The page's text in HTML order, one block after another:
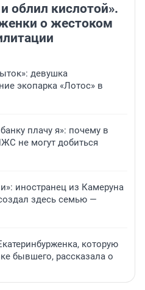
облил кислотой».
о жестоком
девушка
экопарка «Лотос» в
плачу я»: почему в
не могут добиться
иностранец из Камеруна
здесь семью —
которую
бывшего, рассказала о